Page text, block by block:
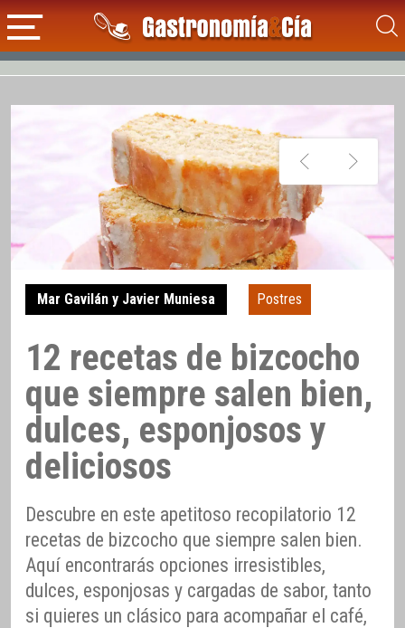
Mar Gavilán y Javier Muniesa Postres
12 recetas de bizcocho
que siempre salen bien,
dulces, esponjosos y
deliciosos
Descubre en este apetitoso recopilatorio 12
recetas de bizcocho que siempre salen bien.
Aquí encontrarás opciones irresistibles,
dulces, esponjosas y cargadas de sabor, tanto
si quieres un clásico para acompañar el café,